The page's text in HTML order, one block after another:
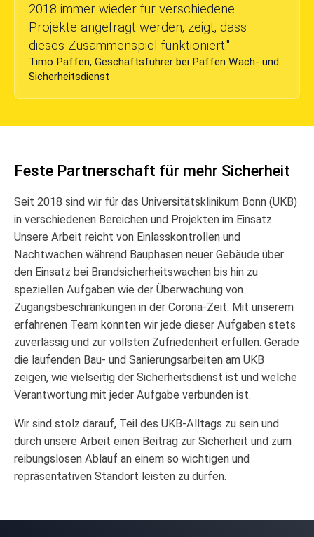
2018 immer wieder für verschiedene
Projekte angefragt werden, zeigt, dass
dieses Zusammenspiel funktioniert."
Timo Paffen, Geschäftsführer bei Paffen Wach- und
Sicherheitsdienst
Feste Partnerschaft für mehr Sicherheit
Seit 2018 sind wir für das Universitätsklinikum Bonn (UKB)
in verschiedenen Bereichen und Projekten im Einsatz.
Unsere Arbeit reicht von Einlasskontrollen und
Nachtwachen während Bauphasen neuer Gebäude über
den Einsatz bei Brandsicherheitswachen bis hin zu
speziellen Aufgaben wie der Überwachung von
Zugangsbeschränkungen in der Corona-Zeit. Mit unserem
erfahrenen Team konnten wir jede dieser Aufgaben stets
zuverlässig und zur vollsten Zufriedenheit erfüllen. Gerade
die laufenden Bau- und Sanierungsarbeiten am UKB
zeigen, wie vielseitig der Sicherheitsdienst ist und welche
Verantwortung mit jeder Aufgabe verbunden ist.
Wir sind stolz darauf, Teil des UKB-Alltags zu sein und
durch unsere Arbeit einen Beitrag zur Sicherheit und zum
reibungslosen Ablauf an einem so wichtigen und
repräsentativen Standort leisten zu dürfen.